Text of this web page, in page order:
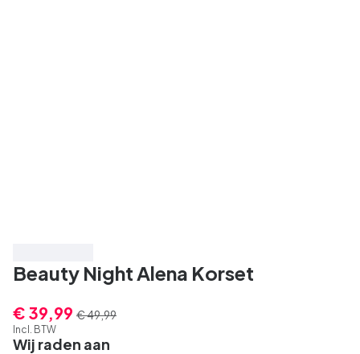
Beauty Night Alena Korset
€ 39,99 € 49,99
Incl. BTW
Wij raden aan